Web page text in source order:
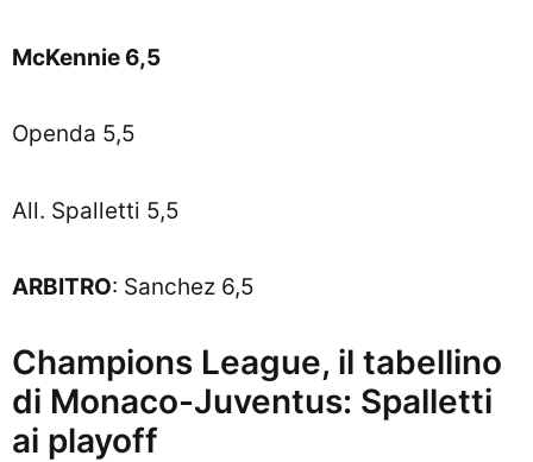
McKennie 6,5
Openda 5,5
All. Spalletti 5,5
ARBITRO: Sanchez 6,5
Champions League, il tabellino
di Monaco-Juventus: Spalletti
ai playoff